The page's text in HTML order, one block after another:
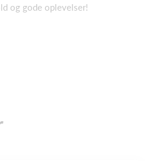
og gode oplevelser!